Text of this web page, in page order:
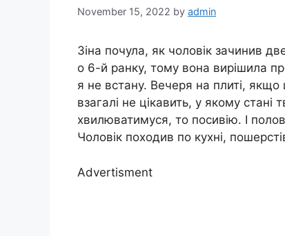
November 15, 2022 by admin
Зіна почула, як чоловік зачинив
о 6-й ранку, тому вона вирішила
я не встану. Вечеря на плиті, якщо
взагалі не цікавить, у якому
хвилюватимуся, то посивію. І
Чоловік походив по кухні,
Advertisment